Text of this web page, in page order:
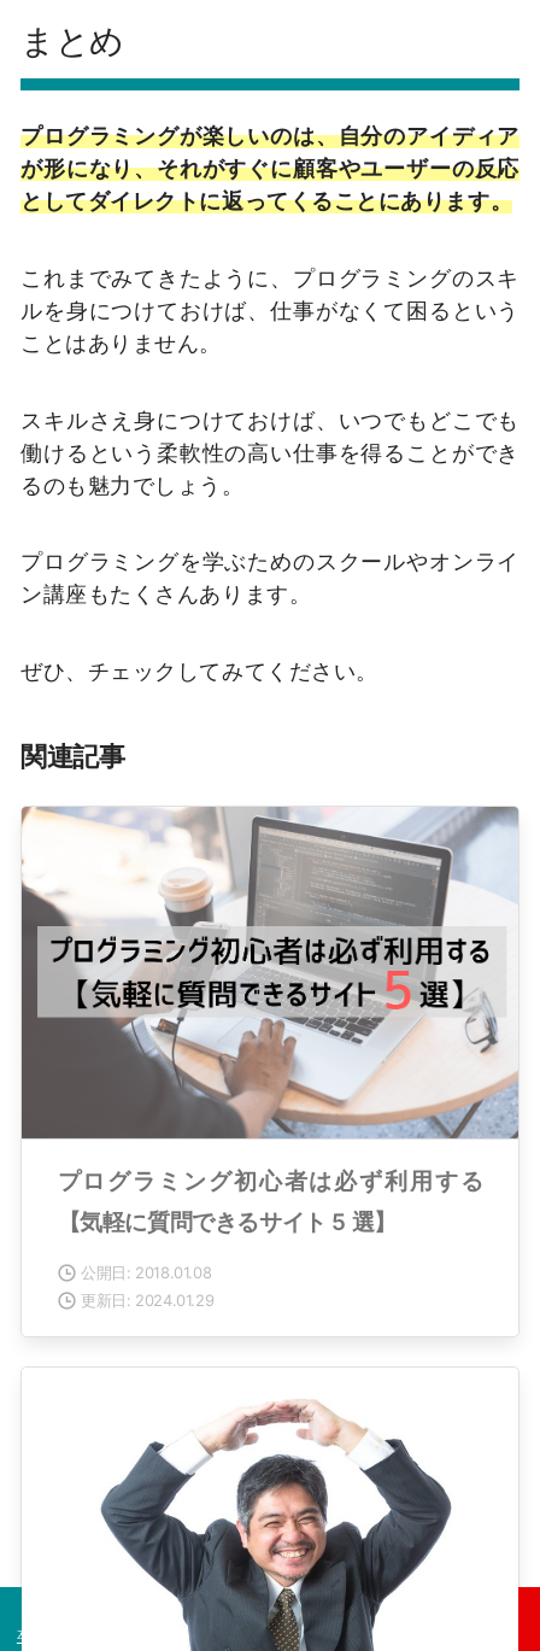
まとめ
プログラミングが楽しいのは、自分のアイディア
が形になり、それがすぐに顧客やユーザーの反応
としてダイレクトに返ってくることにあります。
これまでみてきたように、プログラミングのスキ
ルを身につけておけば、仕事がなくて困るという
ことはありません。
スキルさえ身につけておけば、いつでもどこでも
働けるという柔軟性の高い仕事を得ることができ
るのも魅力でしょう。
プログラミングを学ぶためのスクールやオンライ
ン講座もたくさんあります。
ぜひ、チェックしてみてください。
卒業生の声 コース一覧 今すぐ無料相談！
関連記事
プログラミング初心者は必ず利用する
【気軽に質問できるサイト 5 選】
公開日: 2018.01.08
更新日: 2024.01.29